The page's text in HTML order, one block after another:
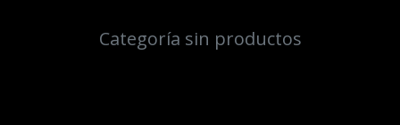
Categoría sin productos